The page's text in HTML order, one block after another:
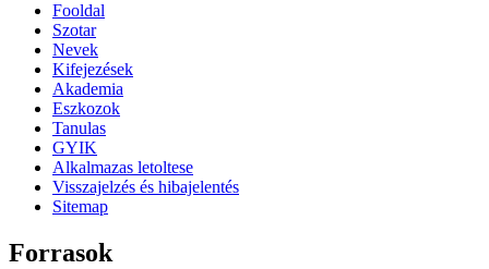
Fooldal
Szotar
Nevek
Kifejezések
Akademia
Eszkozok
Tanulas
GYIK
Alkalmazas letoltese
Visszajelzés és hibajelentés
Sitemap
Forrasok